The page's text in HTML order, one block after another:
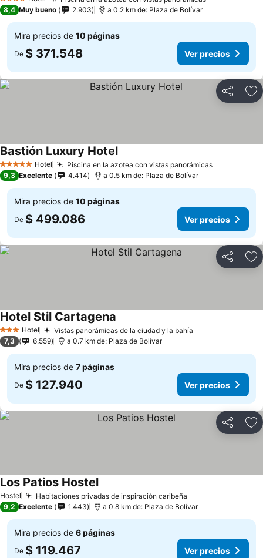
4 Estrellas
8,4 Muy bueno 2.903 a 0.2 km de: Plaza de Bolívar
Mira precios de 10 páginas
De $ 371.548 Ver precios
Compartir
5 Estrellas Hotel Piscina en la azotea con vistas panorámicas
Bastión Luxury Hotel
9,3 Excelente 4.414 a 0.5 km de: Plaza de Bolívar
Mira precios de 10 páginas
De $ 499.086 Ver precios
Compartir
3 Estrellas
Hotel Vistas panorámicas de la ciudad y la bahía
Hotel Stil Cartagena
7,3 6.559 a 0.7 km de: Plaza de Bolívar
Mira precios de 7 páginas
De $ 127.940 Ver precios
Compartir
Hostel Habitaciones privadas de inspiración caribeña
Los Patios Hostel
9,2 Excelente 1.443 a 0.8 km de: Plaza de Bolívar
Mira precios de 6 páginas
De $ 119.467 Ver precios